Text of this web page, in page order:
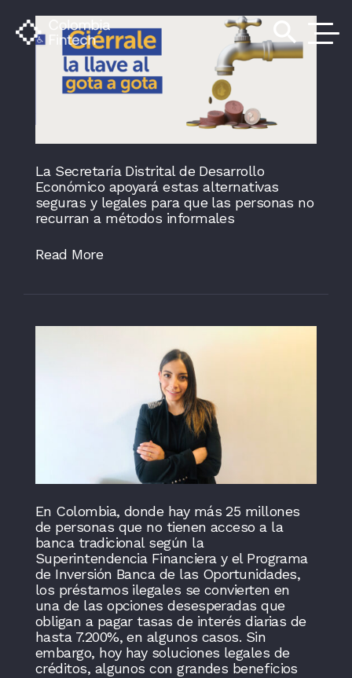
search
La Secretaría Distrital de Desarrollo
Económico apoyará estas alternativas
seguras y legales para que las personas no
recurran a métodos informales
Read More
En Colombia, donde hay más 25 millones
de personas que no tienen acceso a la
banca tradicional según la
Superintendencia Financiera y el Programa
de Inversión Banca de las Oportunidades,
los préstamos ilegales se convierten en
una de las opciones desesperadas que
obligan a pagar tasas de interés diarias de
hasta 7.200%, en algunos casos. Sin
embargo, hoy hay soluciones legales de
créditos, algunos con grandes beneficios